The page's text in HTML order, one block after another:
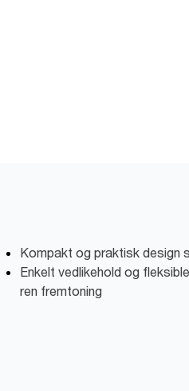
Kompakt og praktisk design
Enkelt vedlikehold og
ren fremtoning